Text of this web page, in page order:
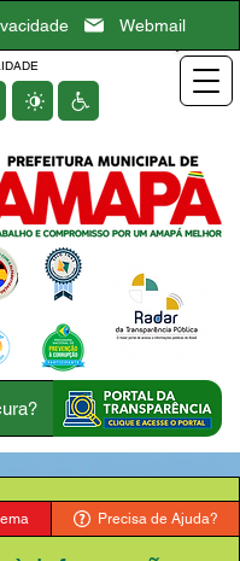
Webmail
Precisa de Ajuda?